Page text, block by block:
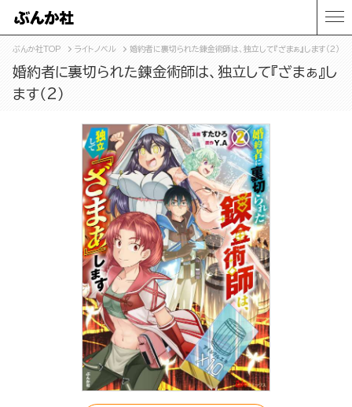
ぶんか社TOP ライトノベル 婚約者に裏切られた錬金術師は、独立して『ざまぁ』します（2）
婚約者に裏切られた錬金術師は、独立して『ざまぁ』し
ます（2）